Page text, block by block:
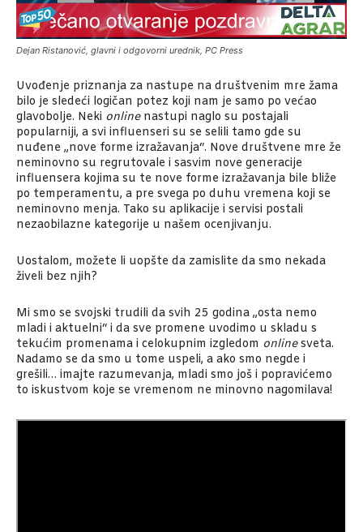
Dejan Ristanović, glavni i odgovorni urednik, PC Press
Uvođenje priznanja za nastupe na društvenim mre žama
bilo je sledeći logičan potez koji nam je samo po­ većao
glavobolje. Neki online nastupi naglo su postajali
popularniji, a svi influenseri su se selili tamo gde su
nuđene „nove forme izražavanja“. Nove društvene mre­ že
neminovno su regrutovale i sasvim nove generacije
influensera kojima su te nove forme izražavanja bile bliže
po temperamentu, a pre svega po duhu vremena koji se
neminovno menja. Tako su aplikacije i servisi postali
nezaobilazne kategorije u našem ocenjivanju.
Uostalom, možete li uopšte da zamislite da smo nekada
živeli bez njih?
Mi smo se svojski trudili da svih 25 godina „osta­ nemo
mladi i aktuelni“ i da sve promene uvodimo u skladu s
tekućim promenama i celokupnim izgledom onlinesveta.
Nadamo se da smo u tome uspeli, a ako smo negde i
grešili… imajte razumevanja, mladi smo još i popravićemo
to iskustvom koje se vremenom ne­ minovno nagomilava!